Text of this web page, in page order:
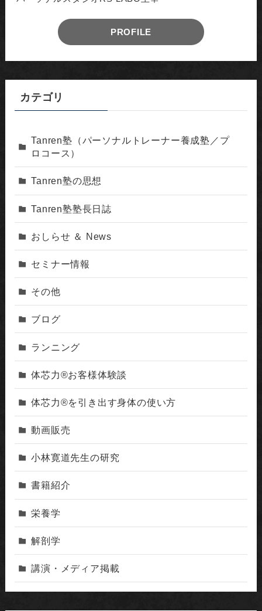
PROFILE
カテゴリ
Tanren塾（パーソナルトレーナー養成塾／プ
ロコース）
Tanren塾の思想
Tanren塾塾長日誌
おしらせ ＆ News
セミナー情報
その他
ブログ
ランニング
体芯力®︎お客様体験談
体芯力®︎を引き出す身体の使い方
動画販売
小林寛道先生の研究
書籍紹介
栄養学
解剖学
講演・メディア掲載